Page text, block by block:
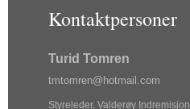
Kontaktpersoner
Turid Tomren
tmtomren@hotmail.com
Styreleder, Valderøy Indremisjon